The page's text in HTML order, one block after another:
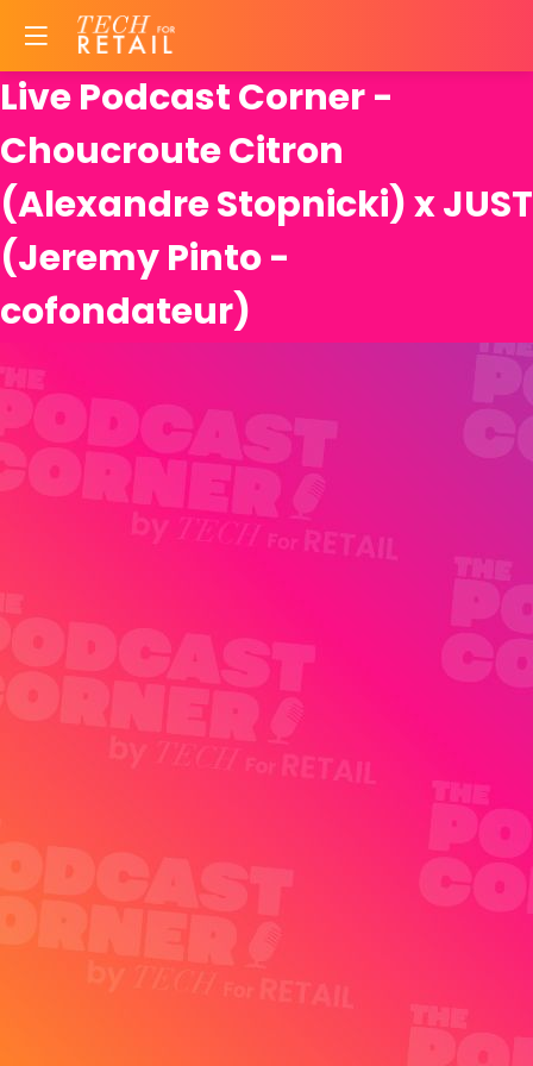
Live Podcast Corner -
Choucroute Citron
(Alexandre Stopnicki) x JUST
(Jeremy Pinto -
cofondateur)